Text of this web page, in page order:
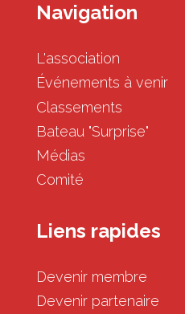
Navigation
L'association
Événements à venir
Classements
Bateau "Surprise"
Médias
Comité
Liens rapides
Devenir membre
Devenir partenaire